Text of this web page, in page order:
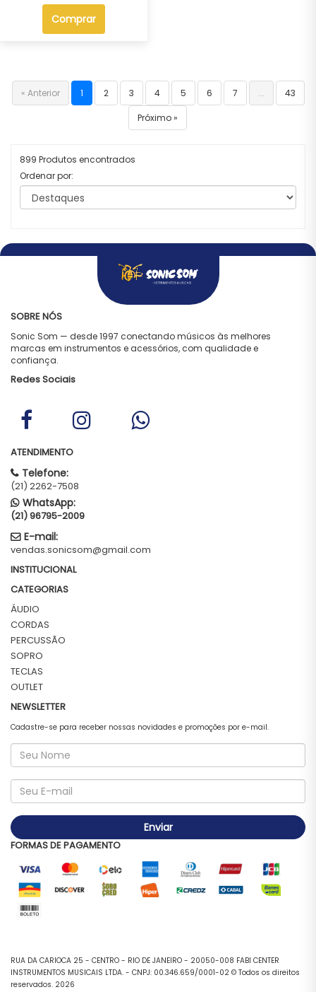
Comprar
« Anterior 1 2 3 4 5 6 7 ... 43
Próximo »
899 Produtos encontrados
Ordenar por:
SOBRE NÓS
Sonic Som — desde 1997 conectando músicos às melhores
marcas em instrumentos e acessórios, com qualidade e
confiança.
Redes Sociais
ATENDIMENTO
Telefone:
(21) 2262-7508
WhatsApp:
(21) 96795-2009
E-mail:
vendas.sonicsom@gmail.com
INSTITUCIONAL
CATEGORIAS
ÁUDIO
CORDAS
PERCUSSÃO
SOPRO
TECLAS
OUTLET
NEWSLETTER
Cadastre-se para receber nossas novidades e promoções por e-mail.
Enviar
FORMAS DE PAGAMENTO
RUA DA CARIOCA 25 - CENTRO - RIO DE JANEIRO - 20050-008 FABI CENTER
INSTRUMENTOS MUSICAIS LTDA. - CNPJ: 00.346.659/0001-02 © Todos os direitos
reservados. 2026